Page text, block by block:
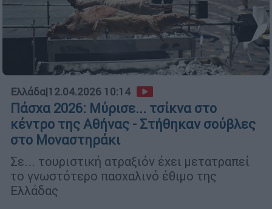
Ελλάδα|12.04.2026 10:14
Πάσχα 2026: Μύρισε... τσίκνα στο
κέντρο της Αθήνας - Στήθηκαν σούβλες
στο Μοναστηράκι
Σε... τουριστική ατραξιόν έχει μετατραπεί
το γνωστότερο πασχαλινό έθιμο της
Ελλάδας